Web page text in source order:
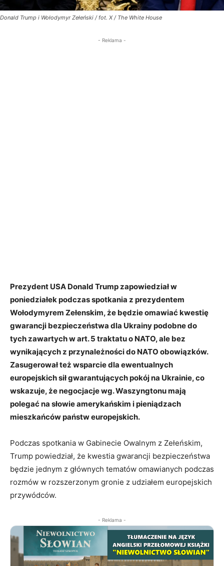
Donald Trump i Wołodymyr Zełeński / fot. X / The White House
- Reklama -
Prezydent USA Donald Trump zapowiedział w
poniedziałek podczas spotkania z prezydentem
Wołodymyrem Zełenskim, że będzie omawiać kwestię
gwarancji bezpieczeństwa dla Ukrainy podobne do
tych zawartych w art. 5 traktatu o NATO, ale bez
wynikających z przynależności do NATO obowiązków.
Zasugerował też wsparcie dla ewentualnych
europejskich sił gwarantujących pokój na Ukrainie, co
wskazuje, że negocjacje wg. Waszyngtonu mają
polegać na słowie amerykańskim i pieniądzach
mieszkańców państw europejskich.
Podczas spotkania w Gabinecie Owalnym z Zełeńskim,
Trump powiedział, że kwestia gwarancji bezpieczeństwa
będzie jednym z głównych tematów omawianych podczas
rozmów w rozszerzonym gronie z udziałem europejskich
przywódców.
- Reklama -